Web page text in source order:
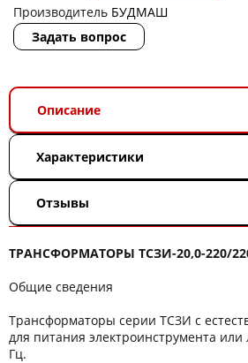
Производитель БУДМАШ
Задать вопрос
Описание
Характеристики
Отзывы
ТРАНСФОРМАТОРЫ ТСЗИ-20,0-220/
Общие сведения
Трансформаторы серии ТСЗИ с
для питания электроинструмента
Гц.